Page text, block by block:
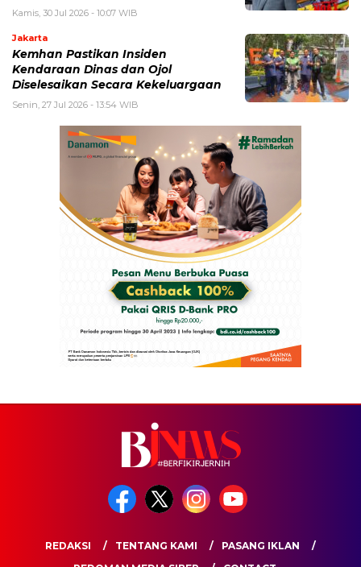
Kamis, 30 Jul 2026 - 10:07 WIB
Jakarta
Kemhan Pastikan Insiden
Kendaraan Dinas dan Ojol
Diselesaikan Secara Kekeluargaan
Senin, 27 Jul 2026 - 13:54 WIB
REDAKSI TENTANG KAMI
PASANG IKLAN